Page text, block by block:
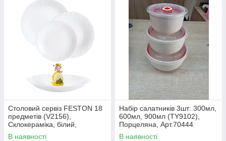
Столовий сервіз FESTON 18
предметів (V2156),
Склокераміка, білий,
Luminarc, Арт.65519
В наявності
Набір салатників 3шт: 300мл,
600мл, 900мл (TY9102),
Порцеляна, Арт.70444
В наявності